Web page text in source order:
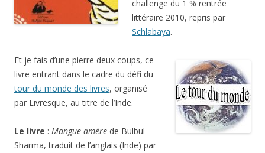
challenge du 1 % rentrée
littéraire 2010, repris par
Schlabaya.
Et je fais d’une pierre deux coups, ce
livre entrant dans le cadre du défi du
tour du monde des livres, organisé
par Livresque, au titre de l’Inde.
Le livre : Mangue amère de Bulbul
Sharma, traduit de l’anglais (Inde) par